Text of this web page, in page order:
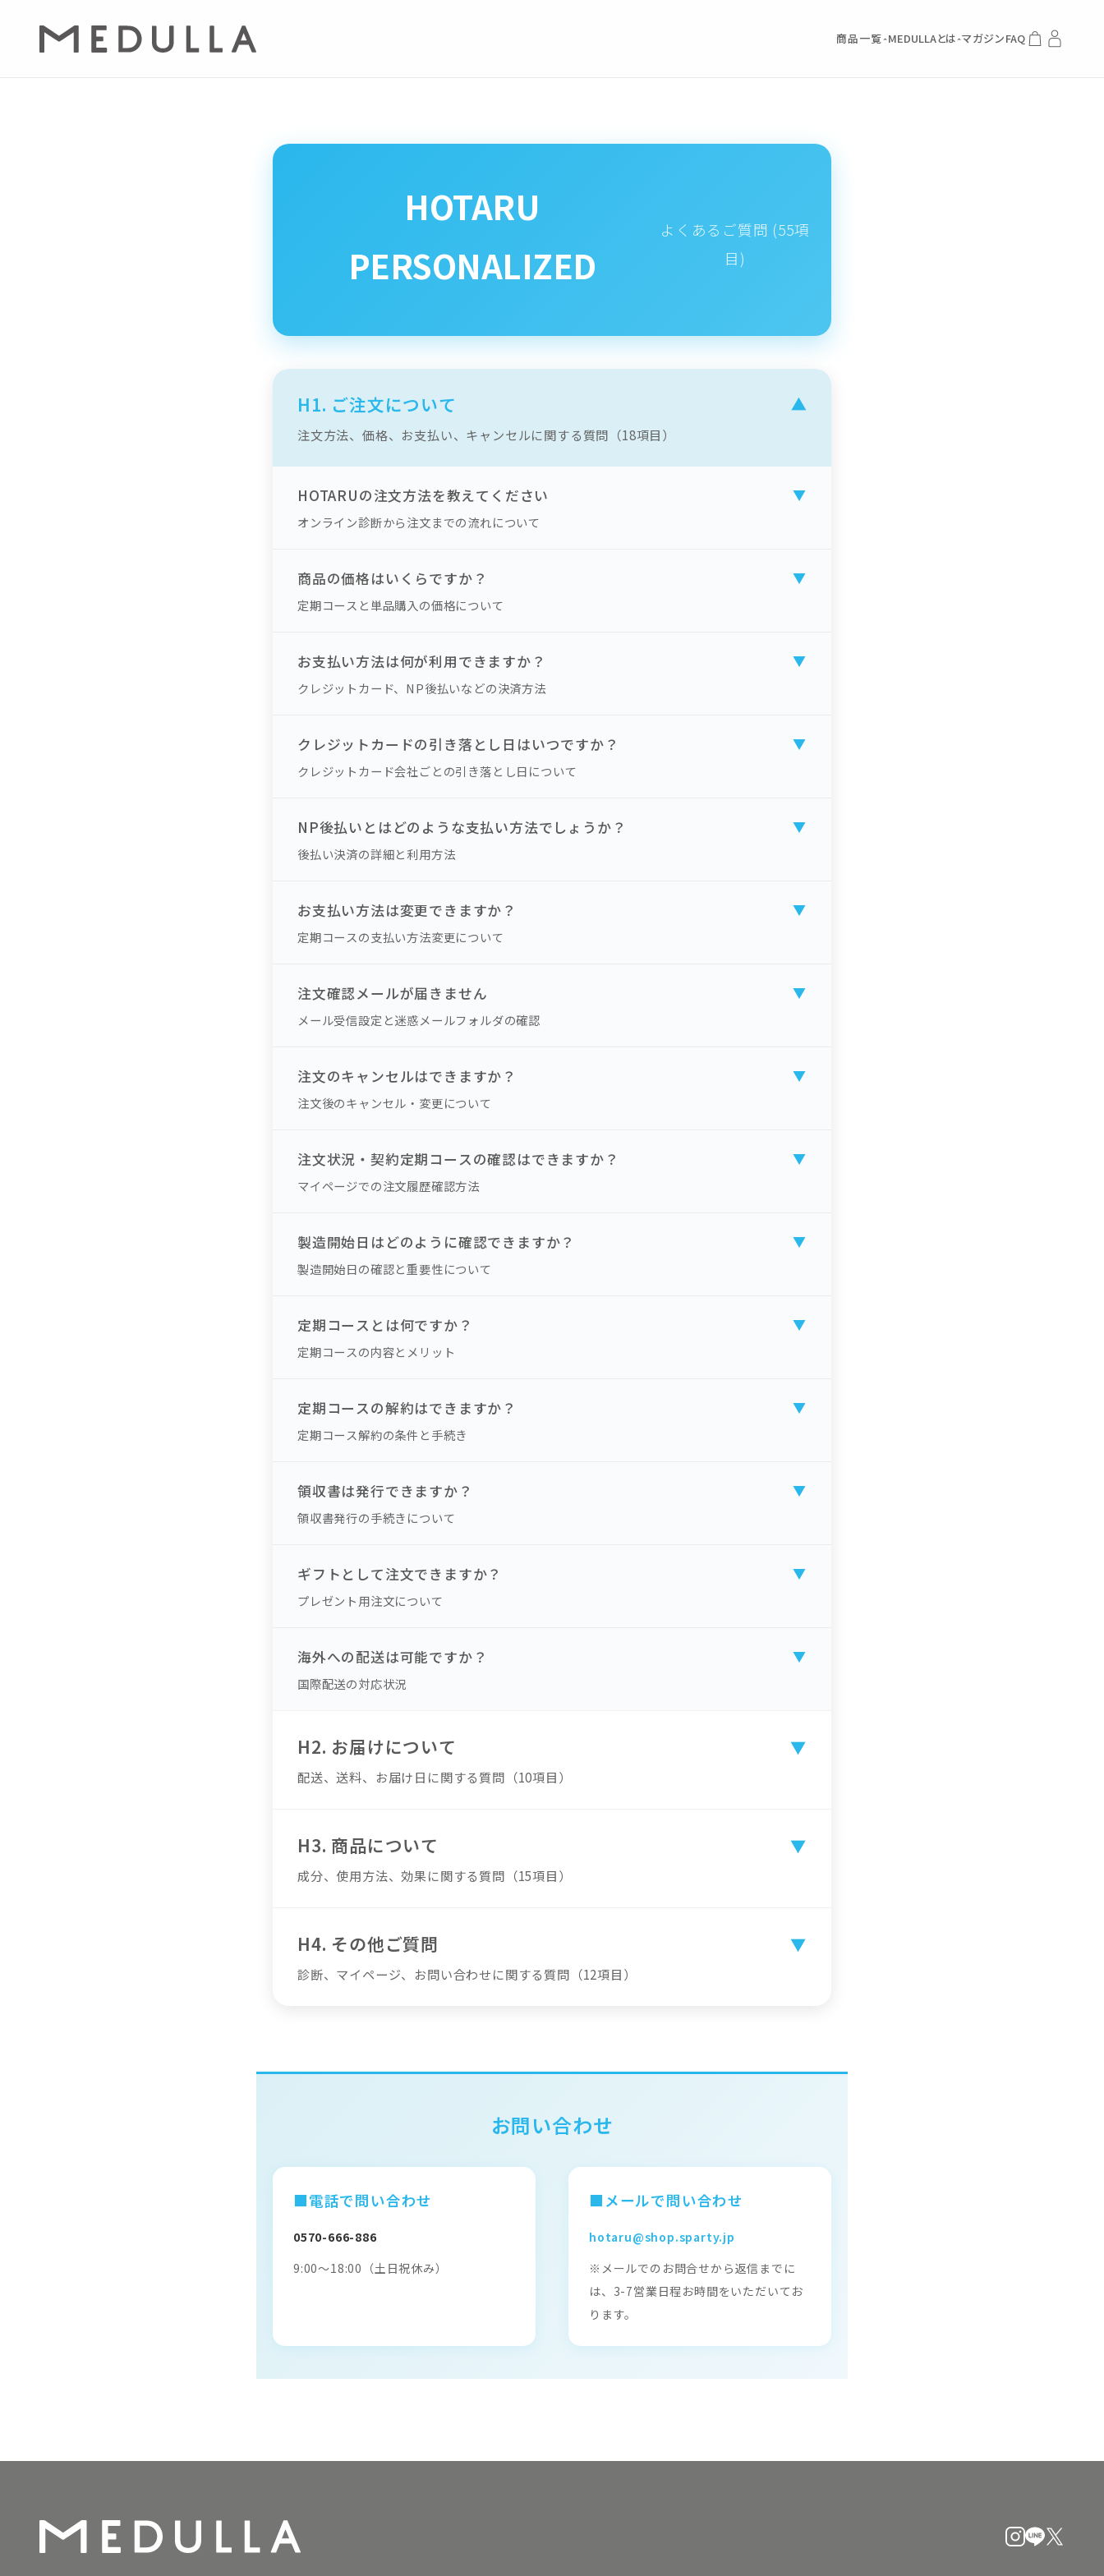
商品一覧 MEDULLAとは マガジンFAQ
HOTARU
PERSONALIZED
よくあるご質問 (55項
目)
H1. ご注文について ▼
注文方法、価格、お支払い、キャンセルに関する質問（18項目）
HOTARUの注文方法を教えてください ▼
オンライン診断から注文までの流れについて
商品の価格はいくらですか？ ▼
定期コースと単品購入の価格について
お支払い方法は何が利用できますか？ ▼
クレジットカード、NP後払いなどの決済方法
クレジットカードの引き落とし日はいつですか？ ▼
クレジットカード会社ごとの引き落とし日について
NP後払いとはどのような支払い方法でしょうか？ ▼
後払い決済の詳細と利用方法
お支払い方法は変更できますか？ ▼
定期コースの支払い方法変更について
注文確認メールが届きません ▼
メール受信設定と迷惑メールフォルダの確認
注文のキャンセルはできますか？ ▼
注文後のキャンセル・変更について
注文状況・契約定期コースの確認はできますか？ ▼
マイページでの注文履歴確認方法
製造開始日はどのように確認できますか？ ▼
製造開始日の確認と重要性について
定期コースとは何ですか？ ▼
定期コースの内容とメリット
定期コースの解約はできますか？ ▼
定期コース解約の条件と手続き
領収書は発行できますか？ ▼
領収書発行の手続きについて
ギフトとして注文できますか？ ▼
プレゼント用注文について
海外への配送は可能ですか？ ▼
国際配送の対応状況
H2. お届けについて ▼
配送、送料、お届け日に関する質問（10項目）
H3. 商品について ▼
成分、使用方法、効果に関する質問（15項目）
H4. その他ご質問 ▼
診断、マイページ、お問い合わせに関する質問（12項目）
お問い合わせ
■電話で問い合わせ
0570-666-886
9:00～18:00（土日祝休み）
■メールで問い合わせ
hotaru@shop.sparty.jp
※メールでのお問合せから返信までに
は、3-7営業日程お時間をいただいてお
ります。